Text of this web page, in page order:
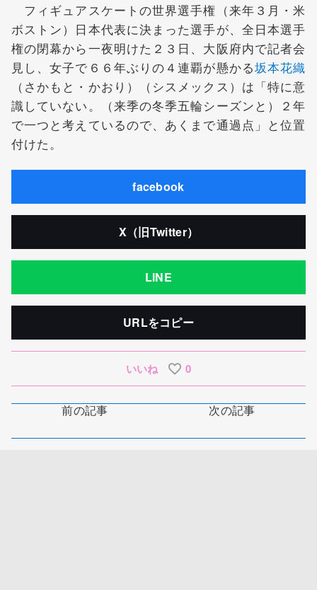
フィギュアスケートの世界選手権（来年３月・米
ボストン）日本代表に決まった選手が、全日本選手
権の閉幕から一夜明けた２３日、大阪府内で記者会
見し、女子で６６年ぶりの４連覇が懸かる坂本花織
（さかもと・かおり）（シスメックス）は「特に意
識していない。（来季の冬季五輪シーズンと）２年
で一つと考えているので、あくまで通過点」と位置
付けた。
facebook
X（旧Twitter）
LINE
URLをコピー
いいね 0
前の記事 次の記事